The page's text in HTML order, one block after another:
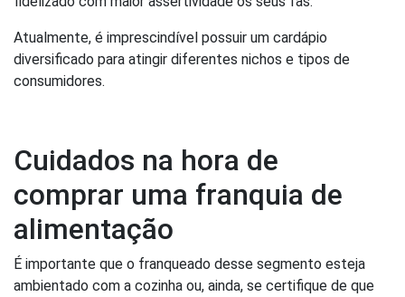
Atualmente, é imprescindível possuir um cardápio
diversificado para atingir diferentes nichos e tipos de
consumidores.
Cuidados na hora de
comprar uma franquia de
alimentação
É importante que o franqueado desse segmento esteja
ambientado com a cozinha ou, ainda, se certifique de que